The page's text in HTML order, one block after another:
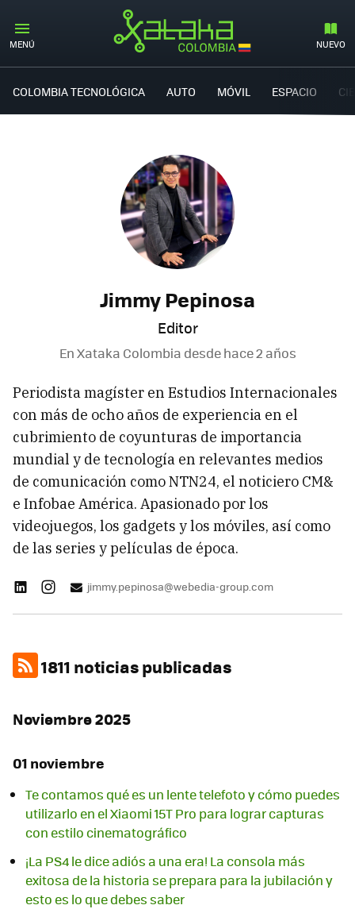
MENÚ NUEVO
COLOMBIA TECNOLÓGICA AUTO MÓVIL ESPACIO
Jimmy Pepinosa
Editor
En Xataka Colombia desdehace 2 años
Periodista magíster en Estudios Internacionales
con más de ocho años de experiencia en el
cubrimiento de coyunturas de importancia
mundial y de tecnología en relevantes medios
de comunicación como NTN24, el noticiero CM&
e Infobae América. Apasionado por los
videojuegos, los gadgets y los móviles, así como
de las series y películas de época.
jimmy.pepinosa@webedia-group.com
1811 noticias publicadas
Noviembre 2025
01 noviembre
Te contamos qué es un lente telefoto y cómo puedes
utilizarlo en el Xiaomi 15T Pro para lograr capturas
con estilo cinematográfico
¡La PS4 le dice adiós a una era! La consola más
exitosa de la historia se prepara para la jubilación y
esto es lo que debes saber